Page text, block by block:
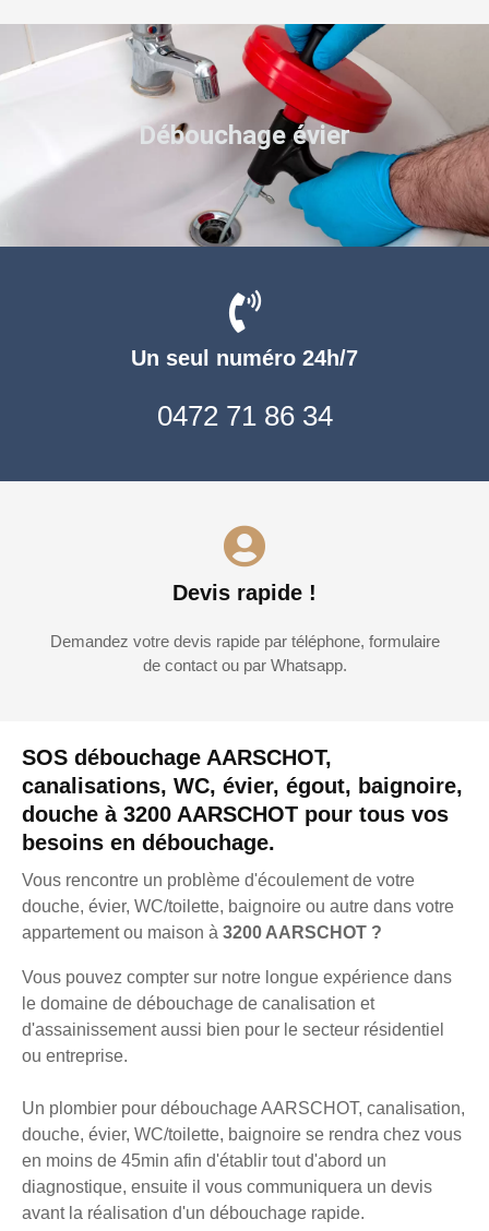
SOS débouchage AARSCHOT,
canalisations, WC, évier, égout, baignoire,
douche à 3200 AARSCHOT pour tous vos
besoins en débouchage.
Vous rencontre un problème d'écoulement de votre
douche, évier, WC/toilette, baignoire ou autre dans votre
appartement ou maison à 3200 AARSCHOT ?
Vous pouvez compter sur notre longue expérience dans
le domaine de débouchage de canalisation et
d'assainissement aussi bien pour le secteur résidentiel
ou entreprise.
Un plombier pour débouchage AARSCHOT, canalisation,
douche, évier, WC/toilette, baignoire se rendra chez vous
en moins de 45min afin d'établir tout d'abord un
diagnostique, ensuite il vous communiquera un devis
avant la réalisation d'un débouchage rapide.
Un seul numéro 24h/7
0472 71 86 34
Devis rapide !
Demandez votre devis rapide par téléphone, formulaire
de contact ou par Whatsapp.
Débouchage évier